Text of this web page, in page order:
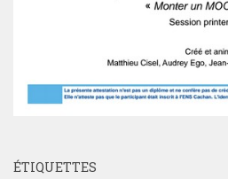
ÉTIQUETTES